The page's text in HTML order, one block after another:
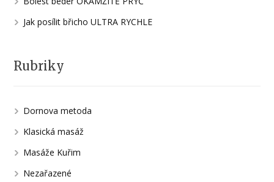
Jak posílit břicho ULTRA RYCHLE
Rubriky
Dornova metoda
Klasická masáž
Masáže Kuřim
Nezařazené